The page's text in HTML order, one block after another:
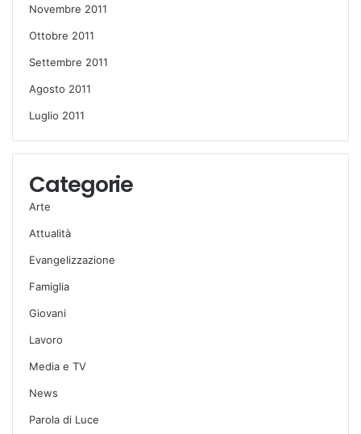
Novembre 2011
Ottobre 2011
Settembre 2011
Agosto 2011
Luglio 2011
Categorie
Arte
Attualità
Evangelizzazione
Famiglia
Giovani
Lavoro
Media e TV
News
Parola di Luce